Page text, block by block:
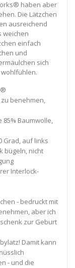
haben aber
Die Lätzchen
ausreichend
weichen
einfach
und
sich
benehmen,
85% Baumwolle,
Grad, auf links
bügeln, nicht
Interlock-
- bedruckt mit
aber ich
zur Geburt
Damit kann
- und die